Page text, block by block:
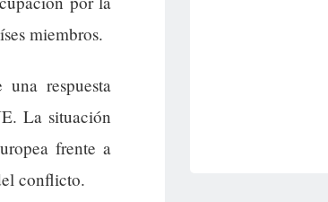
miembros.
respuesta
La situación
frente a
conflicto.